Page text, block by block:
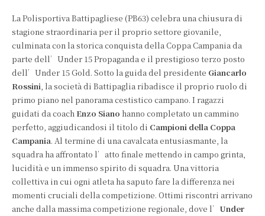
La Polisportiva Battipagliese (PB63) celebra una chiusura di
stagione straordinaria per il proprio settore giovanile,
culminata con la storica conquista della Coppa Campania da
parte dell’Under 15 Propaganda e il prestigioso terzo posto
dell’Under 15 Gold. Sotto la guida del presidente Giancarlo
Rossini, la società di Battipaglia ribadisce il proprio ruolo di
primo piano nel panorama cestistico campano. I ragazzi
guidati da coach Enzo Siano hanno completato un cammino
perfetto, aggiudicandosi il titolo di Campioni della Coppa
Campania. Al termine di una cavalcata entusiasmante, la
squadra ha affrontato l’atto finale mettendo in campo grinta,
lucidità e un immenso spirito di squadra. Una vittoria
collettiva in cui ogni atleta ha saputo fare la differenza nei
momenti cruciali della competizione. Ottimi riscontri arrivano
anche dalla massima competizione regionale, dove l’ Under